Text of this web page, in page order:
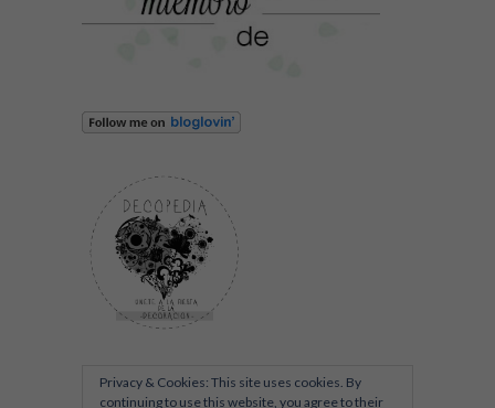
Privacy & Cookies: This site uses cookies. By
continuing to use this website, you agree to their